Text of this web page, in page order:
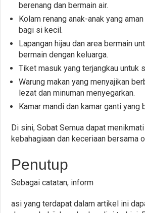
berenang dan bermain air.
Kolam renang anak-anak yang
bagi si kecil.
Lapangan hijau dan area bermain
bermain dengan keluarga.
Tiket masuk yang terjangkau untuk
Warung makan yang menyajikan
lezat dan minuman menyegarkan.
Kamar mandi dan kamar ganti yang
Di sini, Sobat Semua dapat
kebahagiaan dan keceriaan bersama
Penutup
Sebagai catatan, inform
asi yang terdapat dalam artikel ini